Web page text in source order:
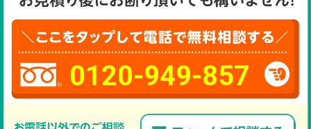
0120-949-857